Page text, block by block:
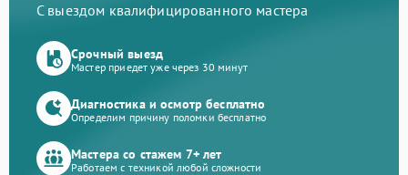
С выездом квалифицированного мастера
Срочный выезд
Мастер приедет уже через 30 минут
Диагностика и осмотр бесплатно
Определим причину поломки бесплатно
Мастера со стажем 7+ лет
Работаем с техникой любой сложности